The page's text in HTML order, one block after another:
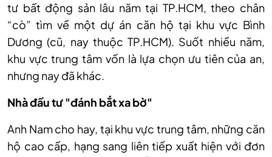
tư bất động sản lâu năm tại TP.HCM, theo chân
“cò” tìm về một dự án căn hộ tại khu vực Bình
Dương (cũ, nay thuộc TP.HCM). Suốt nhiều năm,
khu vực trung tâm vốn là lựa chọn ưu tiên của an,
nhưng nay đã khác.
Nhà đầu tư "đánh bắt xa bờ"
Anh Nam cho hay, tại khu vực trung tâm, những căn
hộ cao cấp, hạng sang liên tiếp xuất hiện với đơn